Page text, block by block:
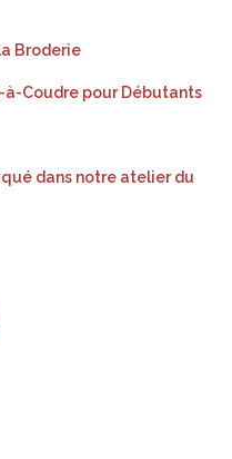
Broderie
à-Coudre pour Débutants
dans notre atelier du